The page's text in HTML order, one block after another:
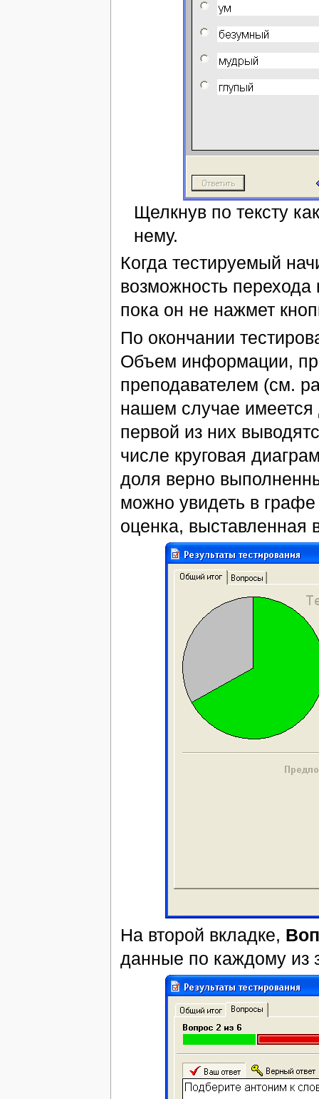
Щелкнув по тексту
нему.
Когда тестируемый
возможность перехода
пока он не нажмет
По окончании
Объем информации,
преподавателем (см.
нашем случае
первой из них
числе круговая
доля верно
можно увидеть в
оценка, выставленная
На второй вкладке,
данные по каждому из